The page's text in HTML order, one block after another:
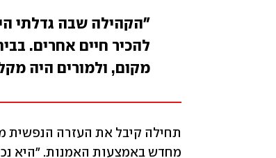
"הקהילה שבה גדלתי
להכיר חיים אחרים.
מקום, ולמורים היה